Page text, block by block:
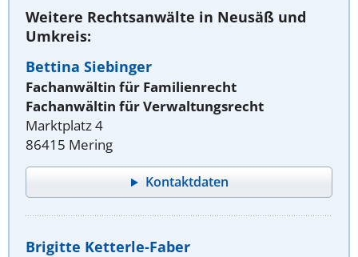
Weitere Rechtsanwälte in Neusäß und
Umkreis:
Bettina Siebinger
Fachanwältin für Familienrecht
Fachanwältin für Verwaltungsrecht
Marktplatz 4
86415 Mering
Kontaktdaten
Brigitte Ketterle-Faber